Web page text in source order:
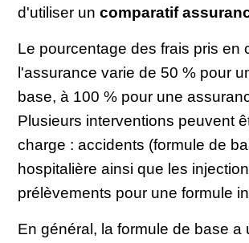
d'utiliser un comparatif
Le pourcentage des frais pris en
l'assurance varie de 50 % pour
base, à 100 % pour une
Plusieurs interventions peuvent
charge : accidents (formule de
hospitalière ainsi que les
prélèvements pour une formule
En général, la formule de base a